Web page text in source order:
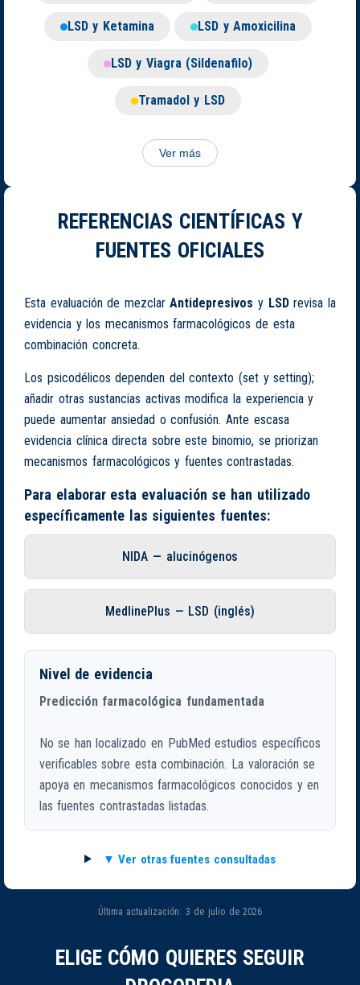
LSD y Ketamina LSD y Amoxicilina
LSD y Viagra (Sildenafilo)
Tramadol y LSD
Ver más
REFERENCIAS CIENTÍFICAS Y
FUENTES OFICIALES
Esta evaluación de mezclarAntidepresivos y LSDrevisa la
evidencia y los mecanismos farmacológicos de esta
combinación concreta.
Los psicodélicos dependen del contexto (set y setting);
añadir otras sustancias activas modifica la experiencia y
puede aumentar ansiedad o confusión. Ante escasa
evidencia clínica directa sobre este binomio, se priorizan
mecanismos farmacológicos y fuentes contrastadas.
Para elaborar esta evaluación se han utilizado
específicamente las siguientes fuentes:
NIDA — alucinógenos
MedlinePlus — LSD (inglés)
Nivel de evidencia
Predicción farmacológica fundamentada
No se han localizado en PubMed estudios específicos
verificables sobre esta combinación. La valoración se
apoya en mecanismos farmacológicos conocidos y en
las fuentes contrastadas listadas.
Ver otras fuentes consultadas
Última actualización: 3 de julio de 2026
ELIGE CÓMO QUIERES SEGUIR